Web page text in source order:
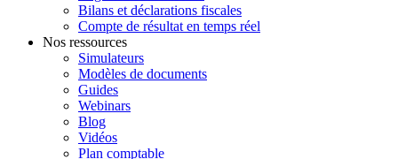
Bilans et déclarations fiscales
Compte de résultat en temps réel
Nos ressources
Simulateurs
Modèles de documents
Guides
Webinars
Blog
Vidéos
Plan comptable